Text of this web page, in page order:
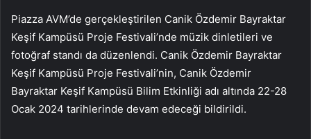
Piazza AVM’de gerçekleştirilen Canik Özdemir Bayraktar
Keşif Kampüsü Proje Festivali’nde müzik dinletileri ve
fotoğraf standı da düzenlendi. Canik Özdemir Bayraktar
Keşif Kampüsü Proje Festivali’nin, Canik Özdemir
Bayraktar Keşif Kampüsü Bilim Etkinliği adı altında 22-28
Ocak 2024 tarihlerinde devam edeceği bildirildi.